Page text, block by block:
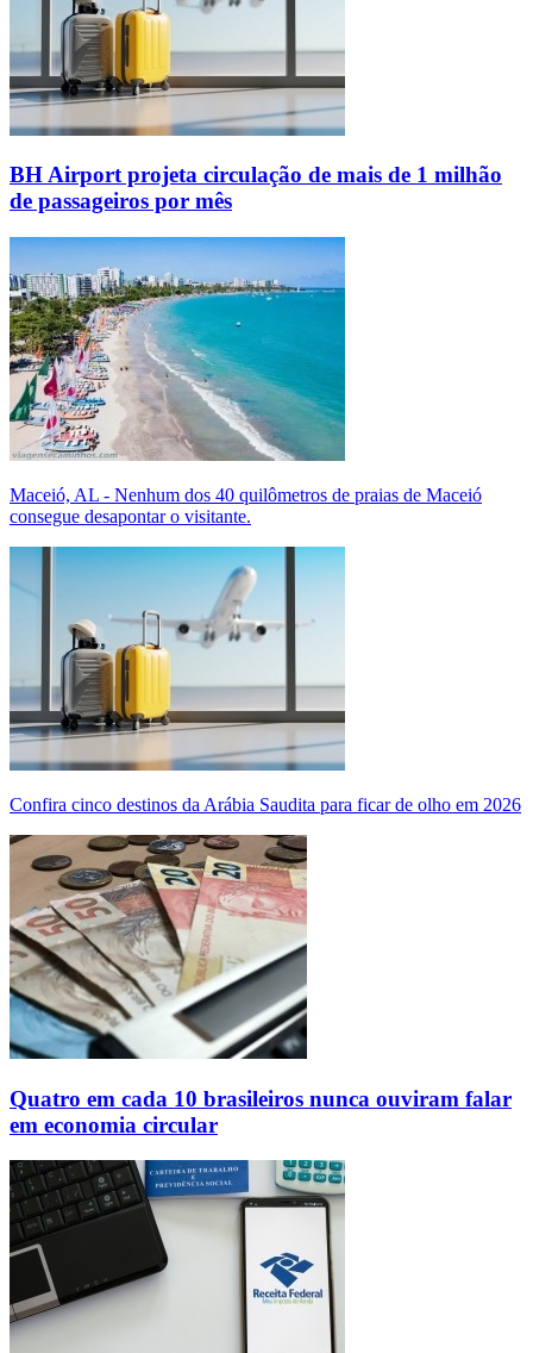
BH Airport projeta circulação de mais de 1 milhão
de passageiros por mês
Maceió, AL - Nenhum dos 40 quilômetros de praias de Maceió
consegue desapontar o visitante.
Confira cinco destinos da Arábia Saudita para ficar de olho em 2026
Quatro em cada 10 brasileiros nunca ouviram falar
em economia circular